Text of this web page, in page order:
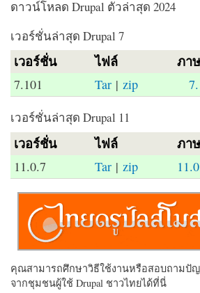
ดาวน์โหลด Drupal ตัวล่าสุด 2024
เวอร์ชั่นล่าสุด Drupal 7
เวอร์ชั่น ไฟล์ ภา
7.101 Tar |zip
เวอร์ชั่นล่าสุด Drupal 11
เวอร์ชั่น ไฟล์ ภา
11.0.7 Tar | zip
คุณสามารถศึกษาวิธีใช้งานหรือสอบถามปัญ
จากชุมชนผู้ใช้ Drupal ชาวไทยได้ที่นี่